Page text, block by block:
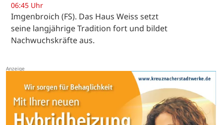
06:45 Uhr
Imgenbroich (FS). Das Haus Weiss setzt
seine langjährige Tradition fort und bildet
Nachwuchskräfte aus.